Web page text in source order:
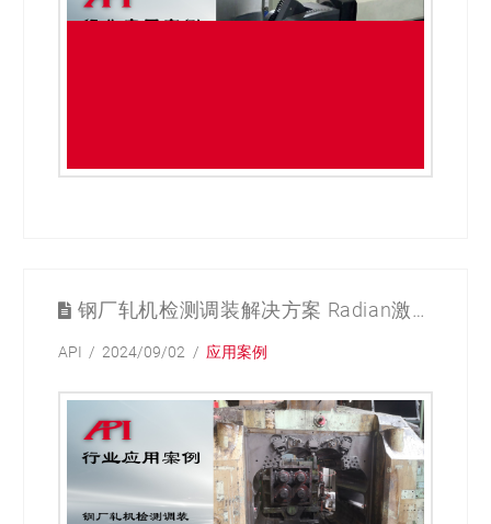
钢厂轧机检测调装解决方案 Radian激光跟踪仪应用纪实
API 2024/09/02 应用案例